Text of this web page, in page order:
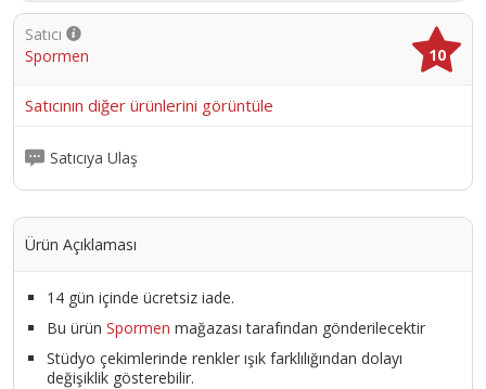
Satıcı
Spormen
10
Satıcının diğer ürünlerini görüntüle
Satıcıya Ulaş
Ürün Açıklaması
14 gün içinde ücretsiz iade.
Bu ürün Spormen mağazası tarafından gönderilecektir
Stüdyo çekimlerinde renkler ışık farklılığından dolayı
değişiklik gösterebilir.